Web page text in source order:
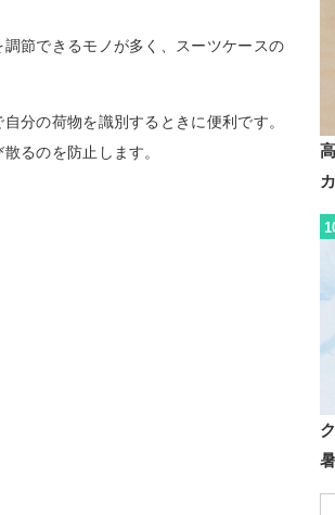
節できるモノが多く、スーツケースの
分の荷物を識別するときに便利です。
るのを防止します。